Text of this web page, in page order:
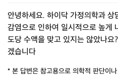
안녕하세요. 하이닥 가정의학과 상
감염으로 인하여 일시적으로 높게
도당 수액을 맞고 있지는 않았나
겠습니다
* 본 답변은 참고용으로 의학적 판단이